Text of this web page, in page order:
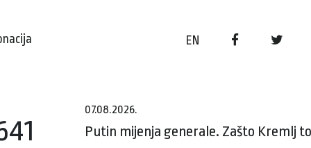
EN
07.08.2026.
Putin mijenja generale. Zašto Kremlj